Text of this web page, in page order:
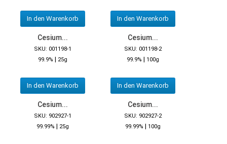
In den Warenkorb In den Warenkorb
Cesium...
SKU: 001198-1
99.9% | 25g
In den Warenkorb
Cesium...
SKU: 001198-2
99.9% | 100g
In den Warenkorb
Cesium...
SKU: 902927-1
99.99% | 25g
Cesium...
SKU: 902927-2
99.99% | 100g